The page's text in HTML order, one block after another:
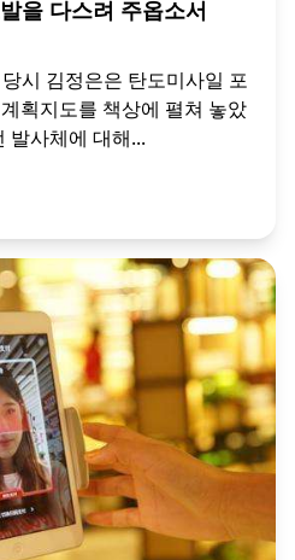
을 다스려 주옵소서
시 김정은은 탄도미사일 포
획지도를 책상에 펼쳐 놓았
발사체에 대해...